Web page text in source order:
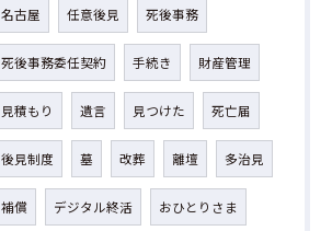
名古屋 任意後見 死後事務
死後事務委任契約 手続き 財産管理
見積もり 遺言 見つけた 死亡届
後見制度 墓 改葬 離壇 多治見
補償 デジタル終活 おひとりさま